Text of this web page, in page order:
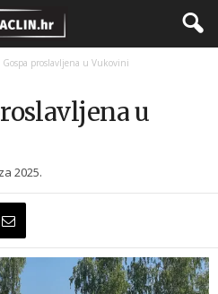
Gospa proslavljena u Vukovini
u
2025.